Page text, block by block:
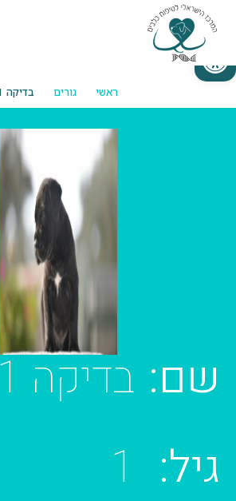
פתח סרגל נגישות
ראשי גורים בדיקה 1
שם: בדיקה 1
גיל: 1